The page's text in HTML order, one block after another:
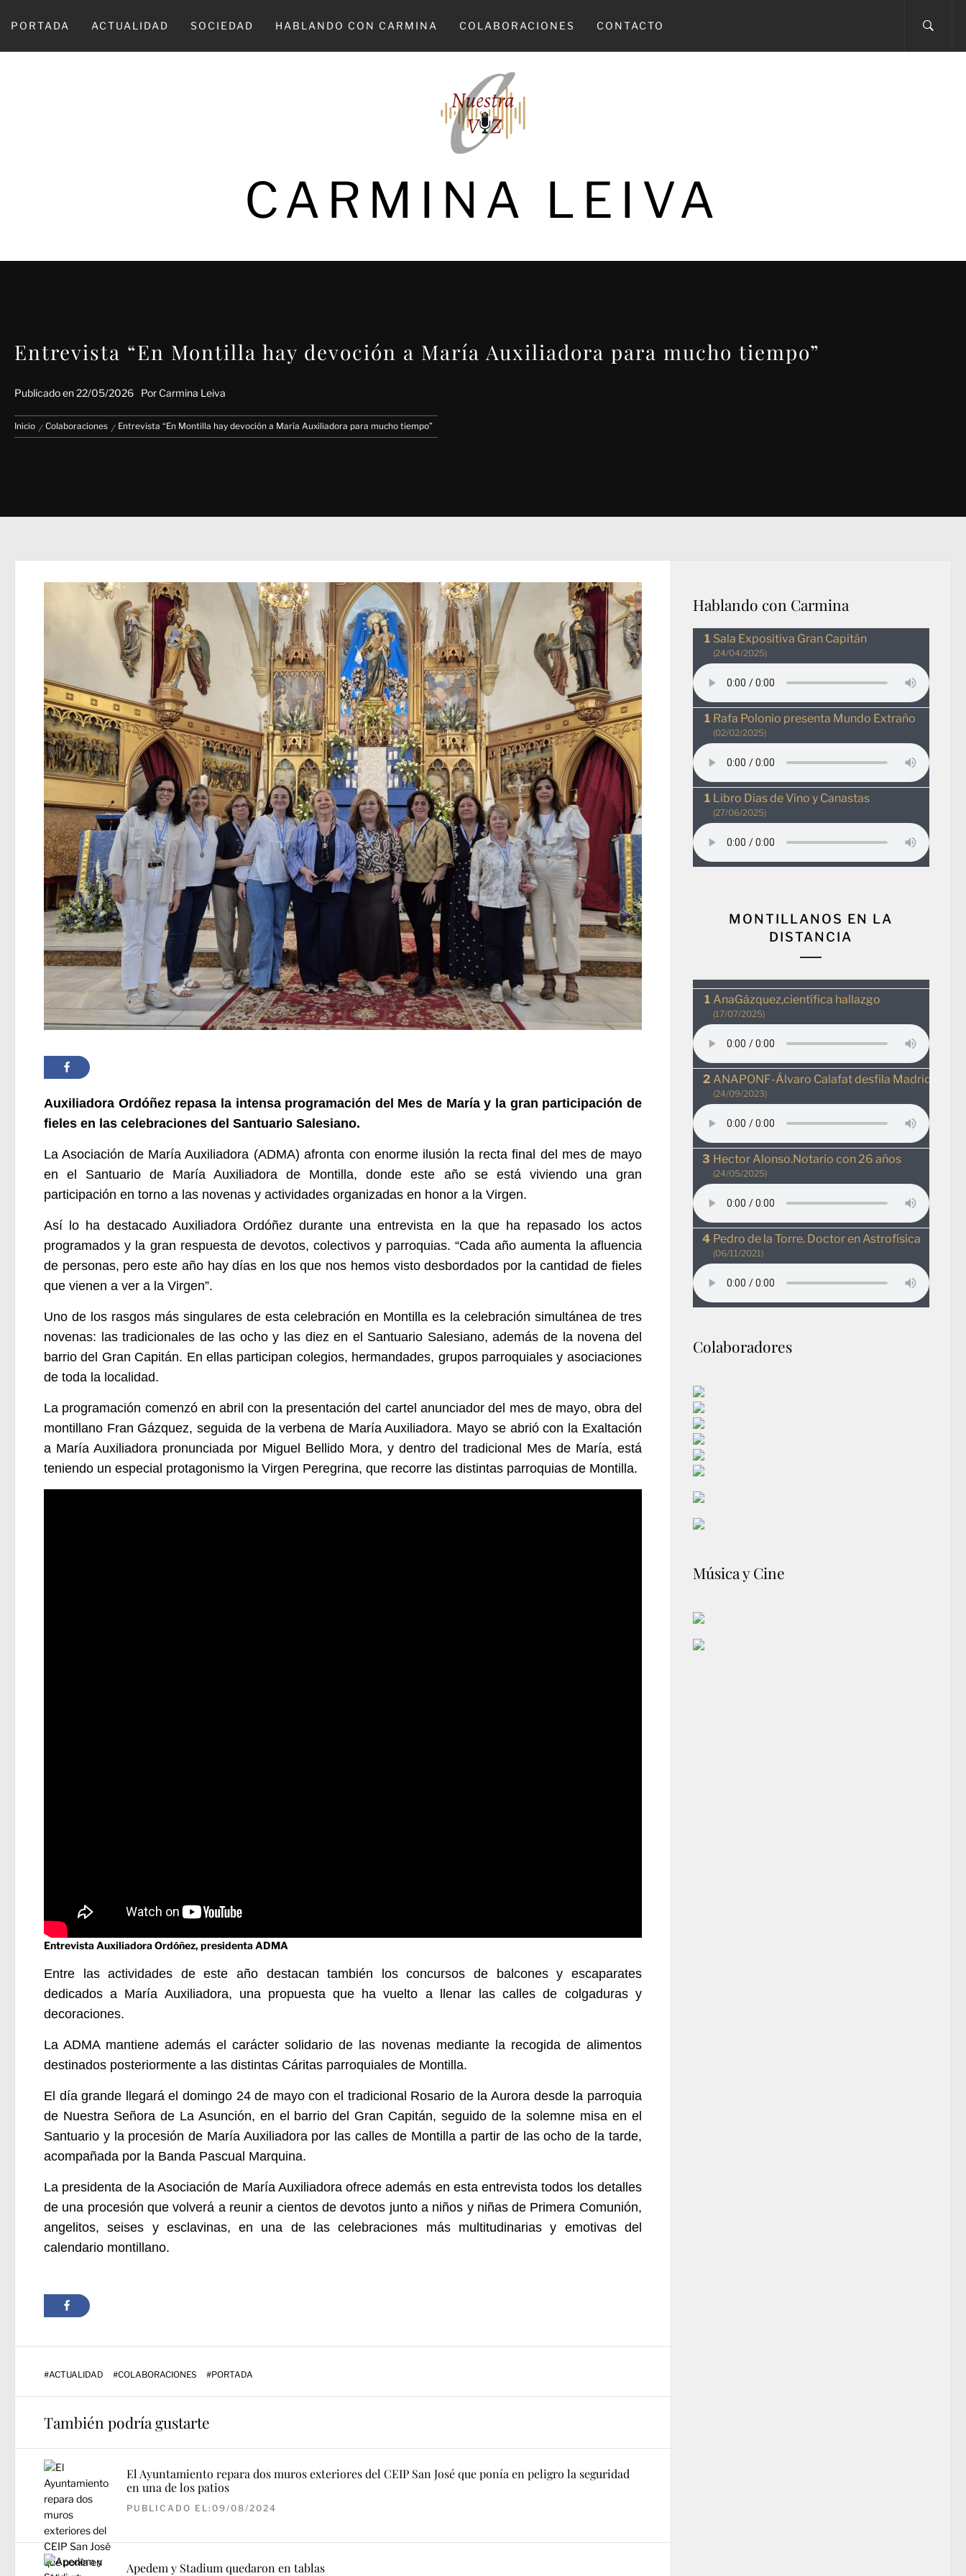
PORTADA ACTUALIDAD SOCIEDAD HABLANDO CON CARMINA COLABORACIONES CONTACTO
CARMINA LEIVA
Entrevista “En Montilla hay devoción a María Auxiliadora para mucho tiempo”
Publicado en22/05/2026 Por Carmina Leiva
Inicio Colaboraciones Entrevista “En Montilla hay devoción a María Auxiliadora para mucho tiempo”
Auxiliadora Ordóñez repasa la intensa programación del Mes de María y la gran participación de
fieles en las celebraciones del Santuario Salesiano.
La Asociación de María Auxiliadora (ADMA) afronta con enorme ilusión la recta final del mes de mayo
en el Santuario de María Auxiliadora de Montilla, donde este año se está viviendo una gran
participación en torno a las novenas y actividades organizadas en honor a la Virgen.
Así lo ha destacado Auxiliadora Ordóñez durante una entrevista en la que ha repasado los actos
programados y la gran respuesta de devotos, colectivos y parroquias. “Cada año aumenta la afluencia
de personas, pero este año hay días en los que nos hemos visto desbordados por la cantidad de fieles
que vienen a ver a la Virgen”.
Uno de los rasgos más singulares de esta celebración en Montilla es la celebración simultánea de tres
novenas: las tradicionales de las ocho y las diez en el Santuario Salesiano, además de la novena del
barrio del Gran Capitán. En ellas participan colegios, hermandades, grupos parroquiales y asociaciones
de toda la localidad.
La programación comenzó en abril con la presentación del cartel anunciador del mes de mayo, obra del
montillano Fran Gázquez, seguida de la verbena de María Auxiliadora. Mayo se abrió con la Exaltación
a María Auxiliadora pronunciada por Miguel Bellido Mora, y dentro del tradicional Mes de María, está
teniendo un especial protagonismo la Virgen Peregrina, que recorre las distintas parroquias de Montilla.
Entrevista Auxiliadora Ordóñez, presidenta ADMA
Entre las actividades de este año destacan también los concursos de balcones y escaparates
dedicados a María Auxiliadora, una propuesta que ha vuelto a llenar las calles de colgaduras y
decoraciones.
La ADMA mantiene además el carácter solidario de las novenas mediante la recogida de alimentos
destinados posteriormente a las distintas Cáritas parroquiales de Montilla.
El día grande llegará el domingo 24 de mayo con el tradicional Rosario de la Aurora desde la parroquia
de Nuestra Señora de La Asunción, en el barrio del Gran Capitán, seguido de la solemne misa en el
Santuario y la procesión de María Auxiliadora por las calles de Montilla a partir de las ocho de la tarde,
acompañada por la Banda Pascual Marquina.
La presidenta de la Asociación de María Auxiliadora ofrece además en esta entrevista todos los detalles
de una procesión que volverá a reunir a cientos de devotos junto a niños y niñas de Primera Comunión,
angelitos, seises y esclavinas, en una de las celebraciones más multitudinarias y emotivas del
calendario montillano.
#ACTUALIDAD #COLABORACIONES #PORTADA
También podría gustarte
El Ayuntamiento repara dos muros exteriores del CEIP San José que ponía en peligro la seguridad
en una de los patios
PUBLICADO EL:09/08/2024
Apedem y Stadium quedaron en tablas
Hablando con Carmina
Sala Expositiva Gran Capitán
(24/04/2025)
Rafa Polonio presenta Mundo Extraño
(02/02/2025)
Libro Dias de Vino y Canastas
(27/06/2025)
MONTILLANOS EN LA
DISTANCIA
AnaGázquez,científica hallazgo
(17/07/2025)
ANAPONF-Álvaro Calafat desfila MadridRio
(24/09/2023)
Hector Alonso.Notario con 26 años
(24/05/2025)
Pedro de la Torre. Doctor en Astrofísica
(06/11/2021)
Colaboradores
Música y Cine